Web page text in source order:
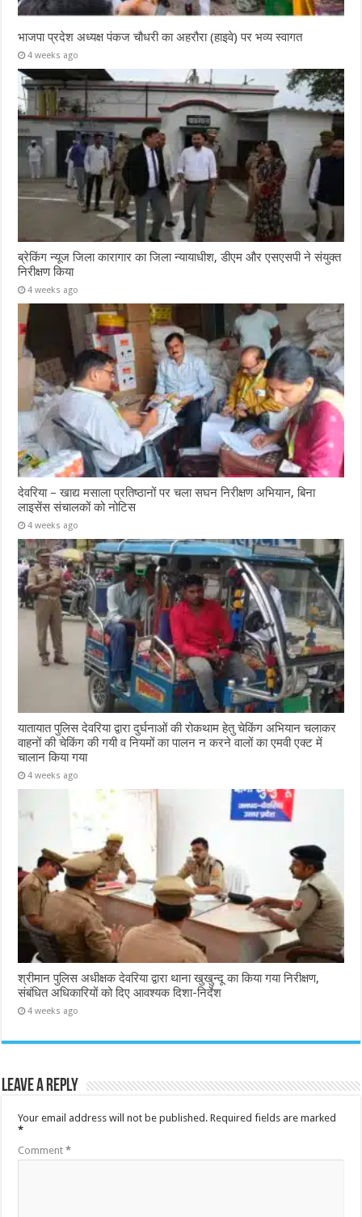
भाजपा प्रदेश अध्यक्ष पंकज चौधरी का अहरौरा (हाइवे) पर भव्य स्वागत
4 weeks ago
ब्रेकिंग न्यूज जिला कारागार का जिला न्यायाधीश, डीएम और एसएसपी ने संयुक्त
निरीक्षण किया
4 weeks ago
देवरिया – खाद्य मसाला प्रतिष्ठानों पर चला सघन निरीक्षण अभियान, बिना
लाइसेंस संचालकों को नोटिस
4 weeks ago
यातायात पुलिस देवरिया द्वारा दुर्घनाओं की रोकथाम हेतु चेकिंग अभियान चलाकर
वाहनों की चेकिंग की गयी व नियमों का पालन न करने वालों का एमवी एक्ट में
चालान किया गया
4 weeks ago
श्रीमान पुलिस अधीक्षक देवरिया द्वारा थाना खुखुन्दू का किया गया निरीक्षण,
संबंधित अधिकारियों को दिए आवश्यक दिशा-निर्देश
4 weeks ago
Leave a Reply
Your email address will not be published. Required fields are marked
*
Comment*